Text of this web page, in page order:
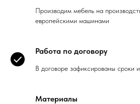
Производим мебель на
европейскими машинами
Работа по договору
В договоре зафиксированы сроки
Материалы